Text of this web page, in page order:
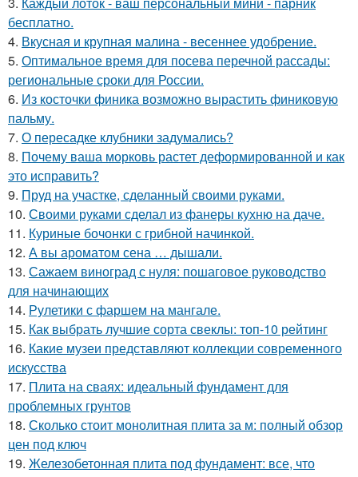
бесплатно.
4. Вкусная и крупная малина - весеннее удобрение.
5. Оптимальное время для посева перечной рассады:
региональные сроки для России.
6. Из косточки финика возможно вырастить финиковую
пальму.
7. О пересадке клубники задумались?
8. Почему ваша морковь растет деформированной и как
это исправить?
9. Пруд на участке, сделанный своими руками.
10. Своими руками сделал из фанеры кухню на даче.
11. Куриные бочонки с грибной начинкой.
12. А вы ароматом сена … дышали.
13. Сажаем виноград с нуля: пошаговое руководство
для начинающих
14. Рулетики с фаршем на мангале.
15. Как выбрать лучшие сорта свеклы: топ-10 рейтинг
16. Какие музеи представляют коллекции современного
искусства
17. Плита на сваях: идеальный фундамент для
проблемных грунтов
18. Сколько стоит монолитная плита за м: полный обзор
цен под ключ
19. Железобетонная плита под фундамент: все, что